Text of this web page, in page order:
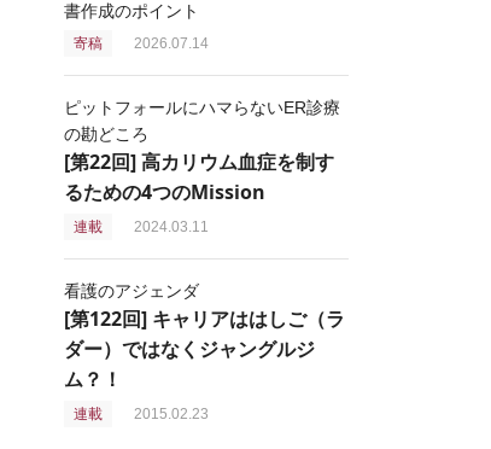
書作成のポイント
寄稿 2026.07.14
ピットフォールにハマらないER診療
の勘どころ
[第22回] 高カリウム血症を制す
るための4つのMission
連載 2024.03.11
看護のアジェンダ
[第122回] キャリアははしご（ラ
ダー）ではなくジャングルジ
ム？！
連載 2015.02.23